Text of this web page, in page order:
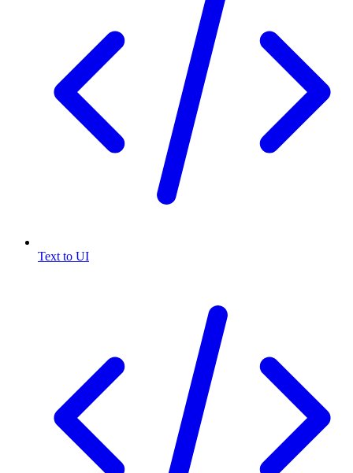
Text to UI